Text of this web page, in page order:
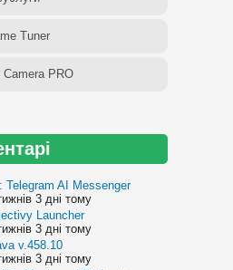
Tuner
Camera PRO
Telegram AI Messenger
3 дні тому
Launcher
3 дні тому
v.458.10
3 дні тому